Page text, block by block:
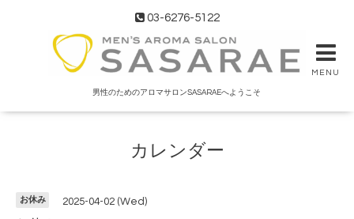
03-6276-5122
MENU
男性のためのアロマサロンSASARAEへようこそ
カレンダー
お休み 2025-04-02 (Wed)